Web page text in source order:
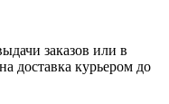
заказов или в
доставка курьером до